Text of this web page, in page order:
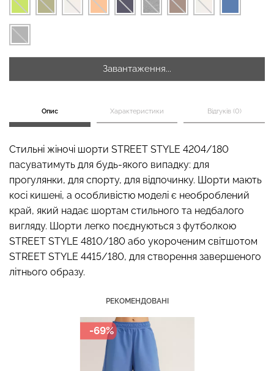
Завантаження...
Опис Характеристики Відгуків (0)
Стильні жіночі шорти STREET STYLE 4204/180
пасуватимуть для будь-якого випадку: для
прогулянки, для спорту, для відпочинку. Шорти мають
косі кишені, а особливістю моделі є необроблений
край, який надає шортам стильного та недбалого
вигляду. Шорти легко поєднуються з футболкою
STREET STYLE 4810/180 або укороченим світшотом
STREET STYLE 4415/180, для створення завершеного
літнього образу.
РЕКОМЕНДОВАНІ
-69%
384 грн.549 грн. 482 грн.689 грн.
BRIEFS (чорний) Giulia
Топ на бретелях в рубчик
CAMI TOP RIB black